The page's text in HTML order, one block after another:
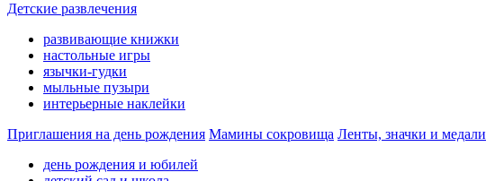
Детские развлечения
развивающие книжки
настольные игры
язычки-гудки
мыльные пузыри
интерьерные наклейки
Приглашения на день рождения Мамины сокровища Ленты, значки и медали
день рождения и юбилей